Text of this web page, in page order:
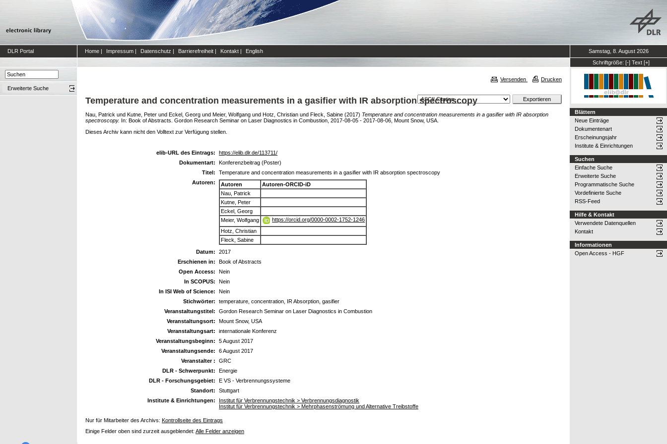
DLR Portal Home | Impressum | Datenschutz | Barrierefreiheit | Kontakt | English
Samstag, 8. August 2026
Schriftgröße: [-] Text [+]
Erweiterte Suche
Versenden Drucken
Temperature and concentration measurements in a gasifier with IR absorption spectroscopy
Nau, Patrick und Kutne, Peter und Eckel, Georg und Meier, Wolfgang und Hotz, Christian und Fleck, Sabine (2017) Temperature and concentration measurements in a gasifier with IR absorption
spectroscopy. In: Book of Abstracts. Gordon Research Seminar on Laser Diagnostics in Combustion, 2017-08-05 - 2017-08-06, Mount Snow, USA.
Dieses Archiv kann nicht den Volltext zur Verfügung stellen.
elib-URL des Eintrags:
https://elib.dlr.de/113711/
Dokumentart:
Konferenzbeitrag (Poster)
Titel:
Temperature and concentration measurements in a gasifier with IR absorption spectroscopy
Autoren:
Autoren
Autoren-ORCID-iD
Nau, Patrick
Kutne, Peter
Eckel, Georg
Meier, Wolfgang
https://orcid.org/0000-0002-1752-1246
Hotz, Christian
Fleck, Sabine
Datum:
2017
Erschienen in:
Book of Abstracts
Open Access:
Nein
In SCOPUS:
Nein
In ISI Web of Science:
Nein
Stichwörter:
temperature, concentration, IR Absorption, gasifier
Veranstaltungstitel:
Gordon Research Seminar on Laser Diagnostics in Combustion
Veranstaltungsort:
Mount Snow, USA
Veranstaltungsart:
internationale Konferenz
Veranstaltungsbeginn:
5 August 2017
Veranstaltungsende:
6 August 2017
Veranstalter :
GRC
DLR - Schwerpunkt:
Energie
DLR - Forschungsgebiet:
E VS - Verbrennungssysteme
Standort:
Stuttgart
Institute & Einrichtungen:
Institut für Verbrennungstechnik > Verbrennungsdiagnostik
Institut für Verbrennungstechnik > Mehrphasenströmung und Alternative Treibstoffe
Nur für Mitarbeiter des Archivs: Kontrollseite des Eintrags
Einige Felder oben sind zurzeit ausgeblendet: Alle Felder anzeigen
Blättern
Neue Einträge
Dokumentenart
Erscheinungsjahr
Institute & Einrichtungen
Suchen
Einfache Suche
Erweiterte Suche
Programmatische Suche
Vordefinierte Suche
RSS-Feed
Hilfe & Kontakt
Verwendete Datenquellen
Kontakt
Informationen
Open Access - HGF